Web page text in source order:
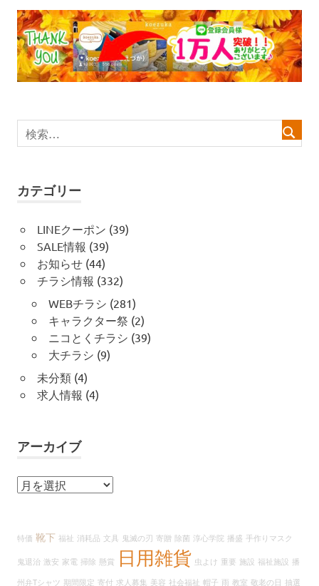
ゲ
ー
シ
ョ
ン
カテゴリー
LINEクーポン (39)
SALE情報 (39)
お知らせ(44)
チラシ情報 (332)
WEBチラシ (281)
キャラクター祭 (2)
ニコとくチラシ (39)
大チラシ (9)
未分類(4)
求人情報 (4)
アーカイブ
ア
イ
特価 靴下 福祉 消耗品 文具 鬼滅の刃 寄贈 除菌 淳心学院 播盛 手作りマスク
鬼退治 激安 家電 掃除 懸賞 日用雑貨 虫よけ 重要 施設 福祉施設 播
州弁Tシャツ 期間限定 寄付 求人募集 美容 社会福祉 帽子 雨 教室 敬老の日 抽選